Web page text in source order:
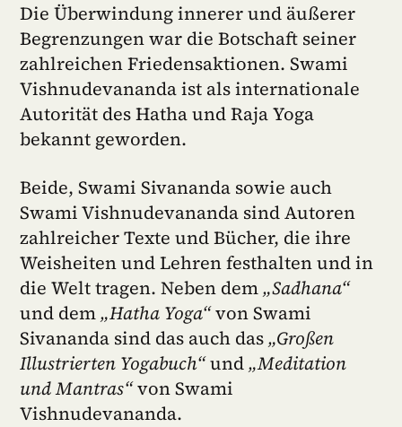
Die Überwindung innerer und äußerer
Begrenzungen war die Botschaft seiner
zahlreichen Friedensaktionen. Swami
Vishnudevananda ist als internationale
Autorität des Hatha und Raja Yoga
bekannt geworden.
Beide, Swami Sivananda sowie auch
Swami Vishnudevananda sind Autoren
zahlreicher Texte und Bücher, die ihre
Weisheiten und Lehren festhalten und in
die Welt tragen. Neben dem„Sadhana“
und dem„Hatha Yoga“von Swami
Sivananda sind das auch das„Großen
Illustrierten Yogabuch“und„Meditation
und Mantras“von Swami
Vishnudevananda.